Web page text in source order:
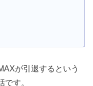
が引退するという
す。